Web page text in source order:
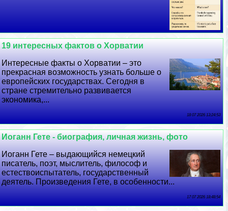
19 интересных фактов о Хорватии
Интересные факты о Хорватии – это
прекрасная возможность узнать больше о
европейских государствах. Сегодня в
стране стремительно развивается
экономика,...
18 07 2026 13:24:53
Иоганн Гете - биография, личная жизнь, фото
Иоганн Гете – выдающийся немецкий
писатель, поэт, мыслитель, философ и
естествоиспытатель, государственный
деятель. Произведения Гете, в особенности...
17 07 2026 18:48:54